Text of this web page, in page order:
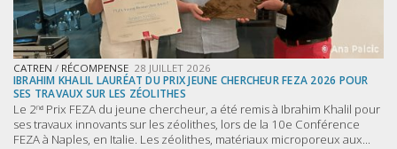
CATREN / RÉCOMPENSE 28 JUILLET 2026
IBRAHIM KHALIL LAURÉAT DU PRIX JEUNE CHERCHEUR FEZA 2026 POUR
SES TRAVAUX SUR LES ZÉOLITHES
Le 2ⁿᵈ Prix FEZA du jeune chercheur, a été remis à Ibrahim Khalil pour
ses travaux innovants sur les zéolithes, lors de la 10e Conférence
FEZA à Naples, en Italie. Les zéolithes, matériaux microporeux aux...